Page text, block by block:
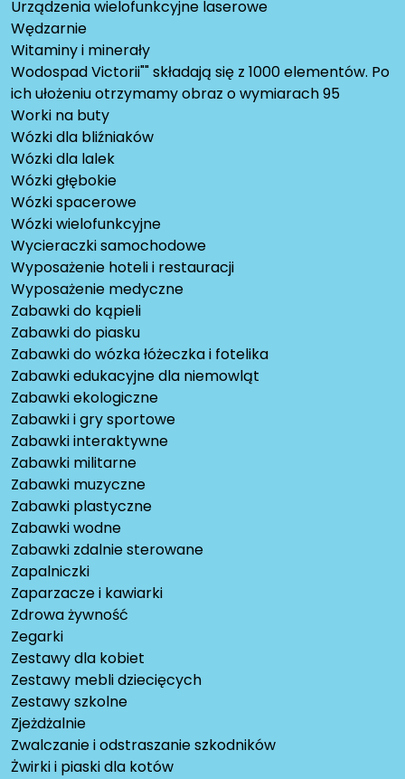
Urządzenia wielofunkcyjne laserowe
Wędzarnie
Witaminy i minerały
Wodospad Victorii"" składają się z 1000 elementów. Po
ich ułożeniu otrzymamy obraz o wymiarach 95
Worki na buty
Wózki dla bliźniaków
Wózki dla lalek
Wózki głębokie
Wózki spacerowe
Wózki wielofunkcyjne
Wycieraczki samochodowe
Wyposażenie hoteli i restauracji
Wyposażenie medyczne
Zabawki do kąpieli
Zabawki do piasku
Zabawki do wózka łóżeczka i fotelika
Zabawki edukacyjne dla niemowląt
Zabawki ekologiczne
Zabawki i gry sportowe
Zabawki interaktywne
Zabawki militarne
Zabawki muzyczne
Zabawki plastyczne
Zabawki wodne
Zabawki zdalnie sterowane
Zapalniczki
Zaparzacze i kawiarki
Zdrowa żywność
Zegarki
Zestawy dla kobiet
Zestawy mebli dziecięcych
Zestawy szkolne
Zjeżdżalnie
Zwalczanie i odstraszanie szkodników
Żwirki i piaski dla kotów